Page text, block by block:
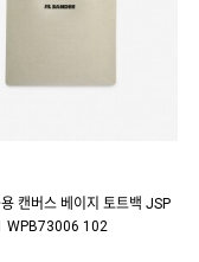
캔버스 베이지 토트백 JSP
WPB73006 102